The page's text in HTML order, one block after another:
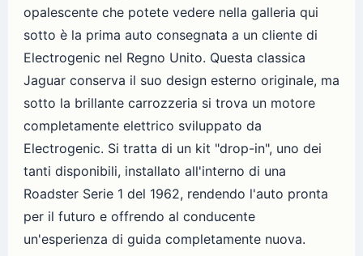
opalescente che potete vedere nella galleria qui
sotto è la prima auto consegnata a un cliente di
Electrogenic nel Regno Unito. Questa classica
Jaguar conserva il suo design esterno originale, ma
sotto la brillante carrozzeria si trova un motore
completamente elettrico sviluppato da
Electrogenic. Si tratta di un kit "drop-in", uno dei
tanti disponibili, installato all'interno di una
Roadster Serie 1 del 1962, rendendo l'auto pronta
per il futuro e offrendo al conducente
un'esperienza di guida completamente nuova.